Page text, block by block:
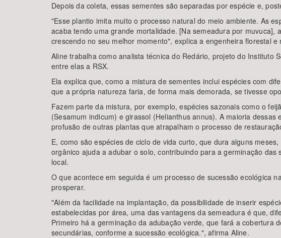
Depois da coleta, essas sementes são separadas por espécie e,
"Esse plantio imita muito o processo natural do meio ambiente. As
acaba tendo uma grande mortalidade. [Na semeadura por
crescendo no seu melhor momento", explica a engenheira florestal
Aline trabalha como analista técnica do Redário, projeto do Instituto
entre elas a RSX.
Ela explica que, como a mistura de sementes inclui espécies com
que a própria natureza faria, de forma mais demorada, se tivesse
Fazem parte da mistura, por exemplo, espécies sazonais como o
(Sesamum indicum) e girassol (Helianthus annus). A maioria
profusão de outras plantas que atrapalham o processo de
E, como são espécies de ciclo de vida curto, que dura alguns
orgânico ajuda a adubar o solo, contribuindo para a germinação
local.
O que acontece em seguida é um processo de sucessão ecológica
prosperar.
"Além da facilidade na implantação, da possibilidade de inserir
estabelecidas por área, uma das vantagens da semeadura é que,
Primeiro há a germinação da adubação verde, que fará a cobertura
secundárias, conforme a sucessão ecológica.", afirma Aline.